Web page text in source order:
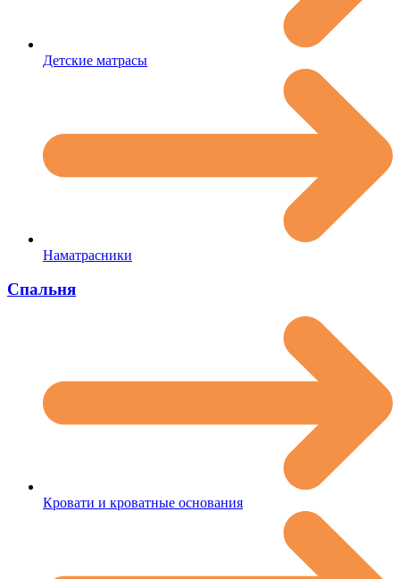
Детские матрасы
Наматрасники
Спальня
Кровати и кроватные основания